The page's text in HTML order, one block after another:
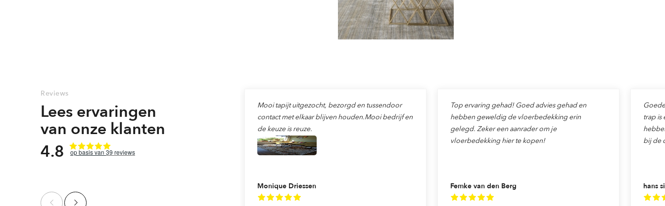
Reviews
Lees ervaringen
van onze klanten
4.8
39 reviews
Monique Driessen
Mooi tapijt uitgezocht, bezorgd en tussendoor
contact met elkaar blijven houden.Mooi bedrijf en
de keuze is reuze.
Femke van den Berg
Top ervaring gehad! Goed advies gehad en
hebben geweldig de vloerbedekking erin
gelegd. Zeker een aanrader om je
vloerbedekking hier te kopen!
hans
trap is
bij de